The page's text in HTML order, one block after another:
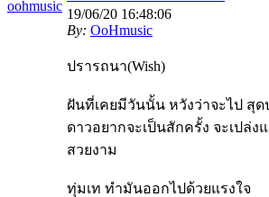
19/06/20 16:48:06
By: OoHmusic
ปรารถนา(Wish)
ฝันที่เคยมีวันนั้น หวังว่าจะไป สุ
ดาวอยากจะเป็นสักครั้ง จะเปล่ง
สวยงาม
ทุ่มเท ทำมันออกไปด้วยแรงใจ